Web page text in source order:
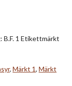
B.F. 1 Etikettmärkt
, Märkt 1, Märkt